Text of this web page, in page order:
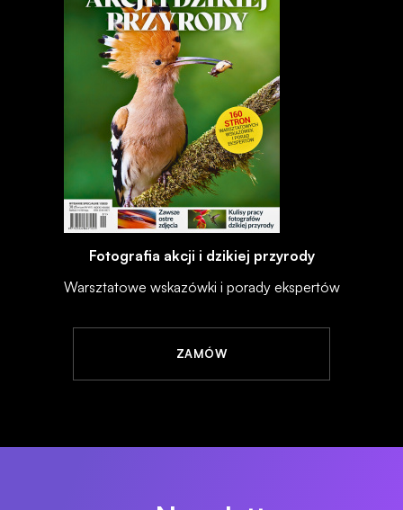
Fotografia akcji i dzikiej przyrody
Warsztatowe wskazówki i porady ekspertów
ZAMÓW